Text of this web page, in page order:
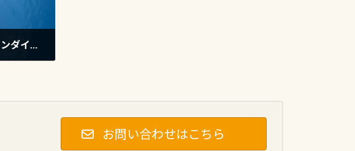
三浦半島 三戸浜のプールにてスキンダイビング講習開催
お問い合わせはこちら